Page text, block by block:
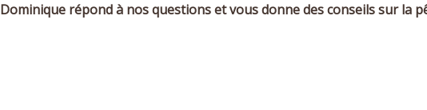
Dominique répond à nos questions et vous donne des conseils sur la